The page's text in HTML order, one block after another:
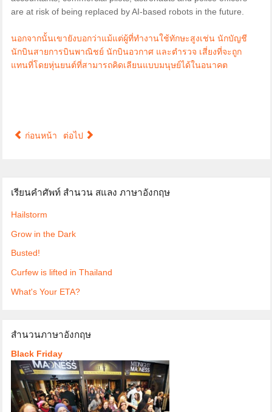
are at risk of being replaced by AI-based robots in the future.
นอกจากนั้นเขายังบอกว่าแม้แต่ผู้ที่ทำงานใช้ทักษะสูงเช่น นักบัญชี
นักบินสายการบินพาณิชย์ นักบินอวกาศ และตำรวจ เสี่ยงที่จะถูก
แทนที่โดยหุ่นยนต์ที่สามารถคิดเลียนแบบมนุษย์ได้ในอนาคต
ก่อนหน้า ต่อไป
เรียนคำศัพท์ สำนวน สแลง ภาษาอังกฤษ
Hailstorm
Grow in the Dark
Busted!
Curfew is lifted in Thailand
What's Your ETA?
สำนวนภาษาอังกฤษ
Black Friday